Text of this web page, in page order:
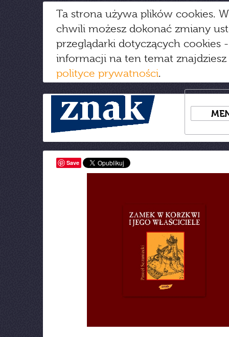
Ta strona używa plików cookies.
chwili możesz dokonać zmiany
przeglądarki dotyczących cookies
informacji na ten temat
polityce prywatności.
Save